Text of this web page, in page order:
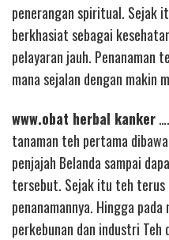
penerangan spiritual. Sejak
berkhasiat sebagai
pelayaran jauh. Penanaman
mana sejalan dengan makin
www.obat herbal kanker
tanaman teh pertama
penjajah Belanda sampai
tersebut. Sejak itu teh terus
penanamannya. Hingga
perkebunan dan industri